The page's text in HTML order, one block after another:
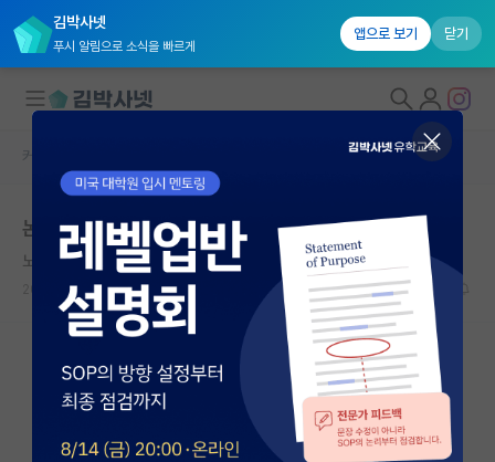
김박사넷
푸시 알림으로 소식을 빠르게
앱으로 보기 닫기
대학원생 모집
국내대학원 정보
연구실&오픈랩
커뮤니티
커뮤니티 홈
전체글보기
베스트 게시판
커뮤니티 홈
논문 메이져 리비젼 후 어셉
노래하는 프란츠 카프카
2026.05.15 7 6148